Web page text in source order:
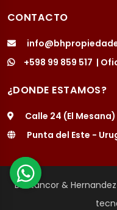
CONTACTO
+598 99 859 517 |
¿DONDE ESTAMOS?
Calle 24 (El
Punta del Este -
Bentancor &